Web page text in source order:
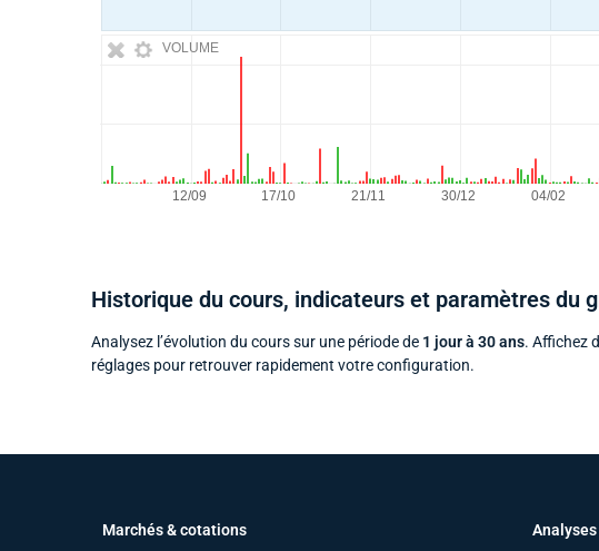
VOLUME
Historique du cours, indicateurs et paramètres du
Analysez l’évolution du cours sur une période de 1 jour à 30 ans. Affichez
réglages pour retrouver rapidement votre configuration.
Marchés & cotations